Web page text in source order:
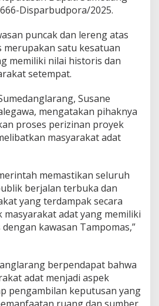
Disparbudpora/2025.
puncak dan lereng atas
merupakan satu kesatuan
memiliki nilai historis dan
setempat.
Susane
mengatakan pihaknya
proses perizinan proyek
masyarakat adat
memastikan seluruh
berjalan terbuka dan
yang terdampak secara
adat yang memiliki
kawasan Tampomas,”
berpendapat bahwa
adat menjadi aspek
pengambilan keputusan yang
ruang dan sumber